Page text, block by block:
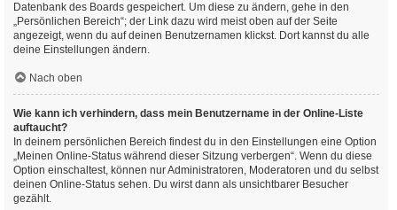
Datenbank des Boards gespeichert. Um diese zu ändern, gehe in den
„Persönlichen Bereich“; der Link dazu wird meist oben auf der Seite
angezeigt, wenn du auf deinen Benutzernamen klickst. Dort kannst du alle
deine Einstellungen ändern.
Nach oben
Wie kann ich verhindern, dass mein Benutzername in der Online-Liste
auftaucht?
In deinem persönlichen Bereich findest du in den Einstellungen eine Option
„Meinen Online-Status während dieser Sitzung verbergen“. Wenn du diese
Option einschaltest, können nur Administratoren, Moderatoren und du selbst
deinen Online-Status sehen. Du wirst dann als unsichtbarer Besucher
gezählt.